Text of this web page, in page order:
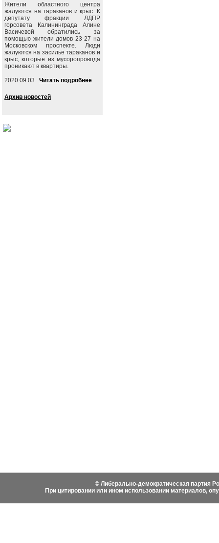
Жители областного центра
жалуются на тараканов и крыс. К
депутату фракции ЛДПР
горсовета Калининграда Алине
Васичевой обратились за
помощью жители домов 23-27 на
Московском проспекте. Люди
жалуются на засилье тараканов и
крыс, которые из мусоропровода
проникают в квартиры.
2020.09.03 Читать подробнее
Архив новостей
© Либерально-демократическая партия
При цитировании или ином использовании материалов,